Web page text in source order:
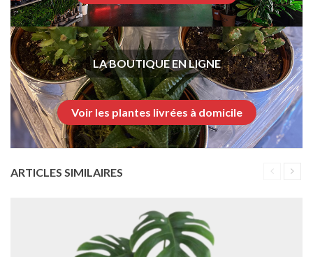
LA BOUTIQUE EN LIGNE
Voir les plantes livrées à domicile
ARTICLES SIMILAIRES